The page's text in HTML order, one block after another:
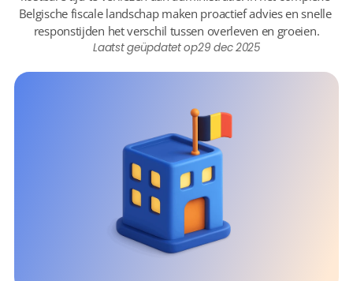
Belgische fiscale landschap maken proactief advies en snelle
responstijden het verschil tussen overleven en groeien.
Laatst geüpdatet op29 dec 2025